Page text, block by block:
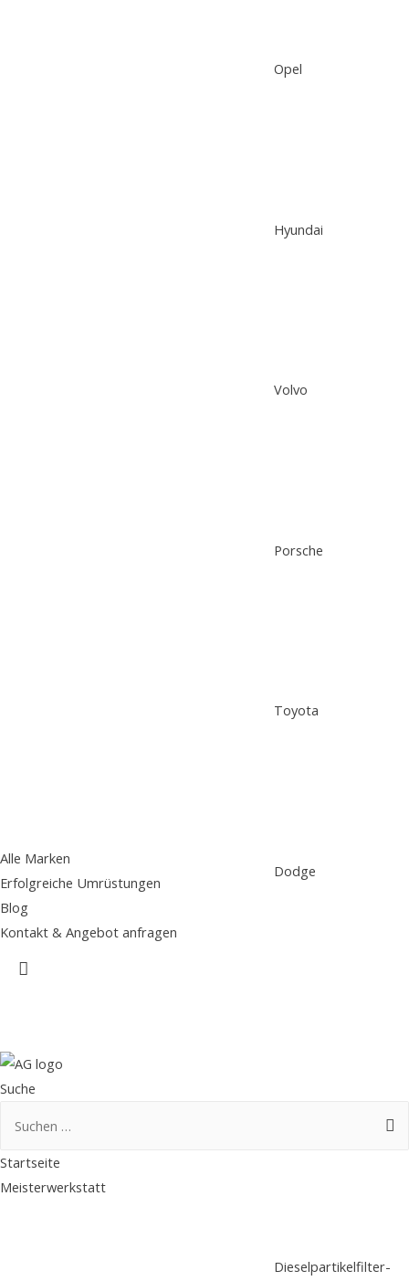
Opel
Hyundai
Volvo
Porsche
Toyota
Dodge
Alle Marken
Erfolgreiche Umrüstungen
Blog
Kontakt & Angebot anfragen
Suche
Startseite
Meisterwerkstatt
Dieselpartikelfilter-